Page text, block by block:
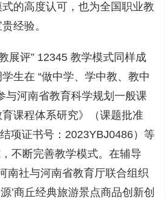
的高度认可，也为全国职业教
经验。
展评” 12345 教学模式同样成
生在 “做中学、学中教、教中
与河南省教育科学规划一般课
课程体系研究》（课题批准
项证书号：2023YBJ0486）等
不断完善教学模式。在辅导
南社与河南省教育厅联合组织
’商丘经典旅游景点商品创新创